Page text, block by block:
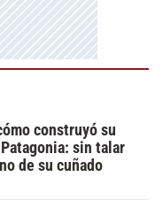
construyó su
sin talar
de su cuñado